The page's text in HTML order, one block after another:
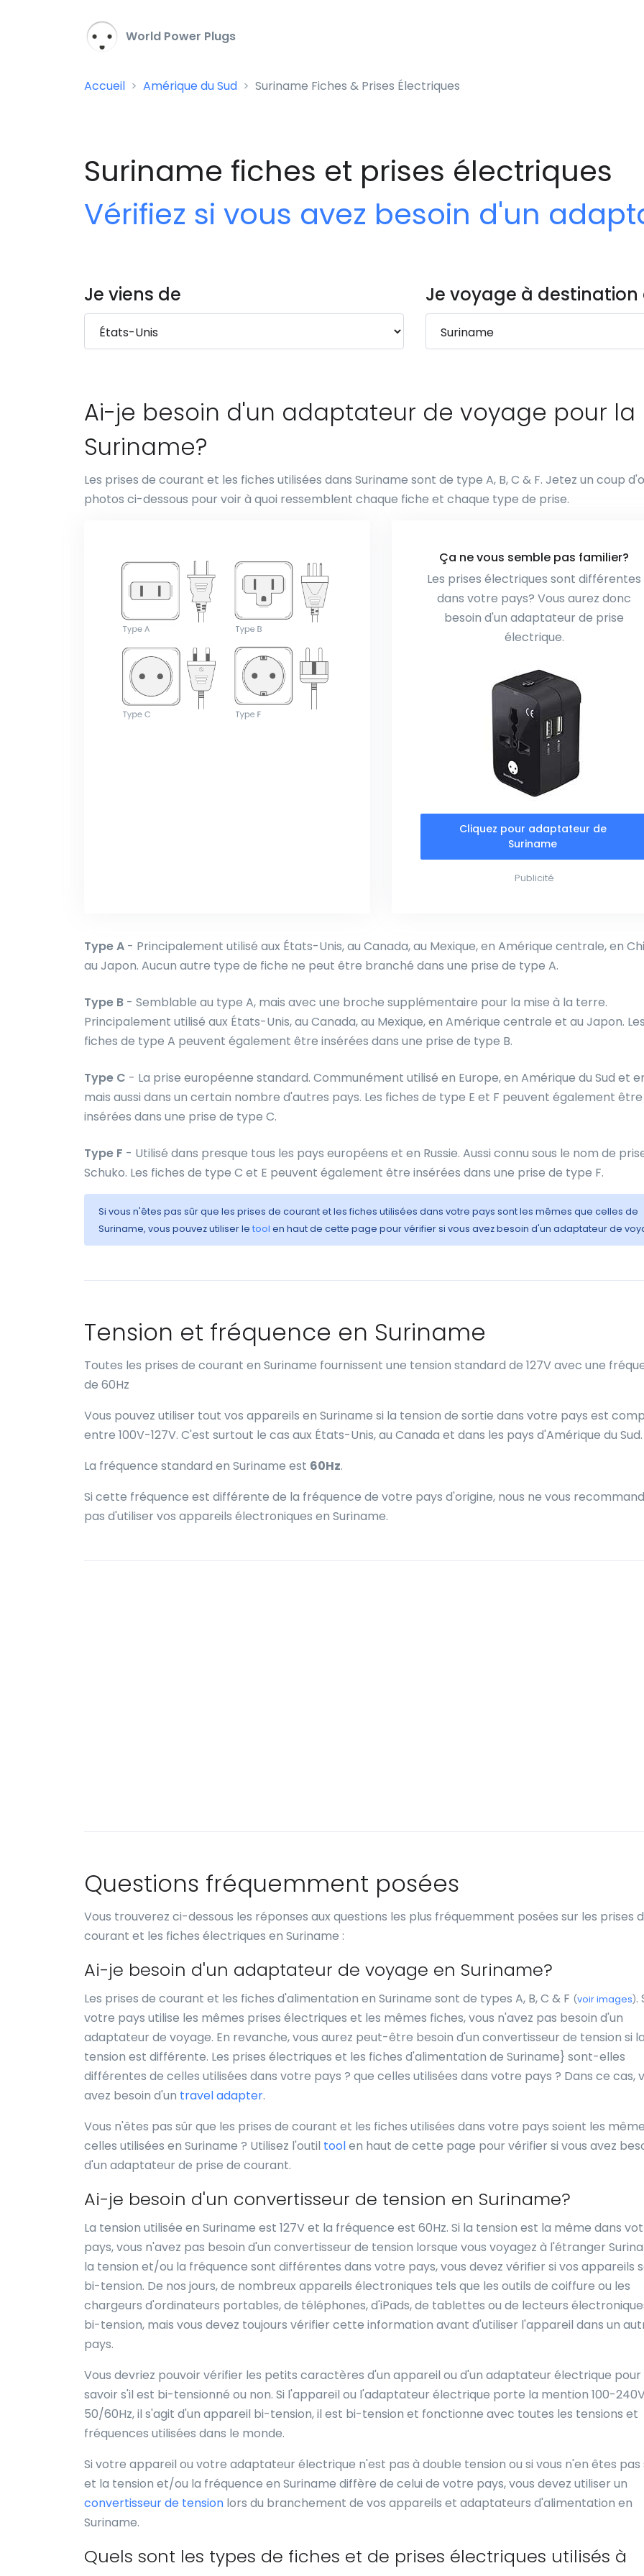
World Power Plugs
Accueil Amérique du Sud Suriname Fiches & Prises Électriques
Suriname fiches et prises électriques
Vérifiez si vous avez besoin d'un
Je viens de Je voyage à destination
Ai-je besoin d'un adaptateur de voyage pour la
Suriname?
Les prises de courant et les fiches utilisées dans Suriname sont de type A, B, C & F. Jetez un coup
photos ci-dessous pour voir à quoi ressemblent chaque fiche et chaque type de prise.
Ça ne vous semble pas familier?
Les prises électriques sont différentes
dans votre pays? Vous aurez donc
besoin d'un adaptateur de prise
électrique.
Cliquez pour adaptateur de
Suriname
Publicité
Type A - Principalement utilisé aux États-Unis, au Canada, au Mexique, en Amérique centrale, en
au Japon. Aucun autre type de fiche ne peut être branché dans une prise de type A.
Type B - Semblable au type A, mais avec une broche supplémentaire pour la mise à la terre.
Principalement utilisé aux États-Unis, au Canada, au Mexique, en Amérique centrale et au Japon. Les
fiches de type A peuvent également être insérées dans une prise de type B.
Type C - La prise européenne standard. Communément utilisé en Europe, en Amérique du Sud et
mais aussi dans un certain nombre d'autres pays. Les fiches de type E et F peuvent également être
insérées dans une prise de type C.
Type F - Utilisé dans presque tous les pays européens et en Russie. Aussi connu sous le nom de
Schuko. Les fiches de type C et E peuvent également être insérées dans une prise de type F.
Si vous n'êtes pas sûr que les prises de courant et les fiches utilisées dans votre pays sont les mêmes que celles de
Suriname, vous pouvez utiliser le tool en haut de cette page pour vérifier si vous avez besoin d'un adaptateur de
Tension et fréquence en Suriname
Toutes les prises de courant en Suriname fournissent une tension standard de 127V avec une
de 60Hz
Vous pouvez utiliser tout vos appareils en Suriname si la tension de sortie dans votre pays est
entre 100V-127V. C'est surtout le cas aux États-Unis, au Canada et dans les pays d'Amérique du Sud.
La fréquence standard en Suriname est 60Hz.
Si cette fréquence est différente de la fréquence de votre pays d'origine, nous ne vous
pas d'utiliser vos appareils électroniques en Suriname.
Questions fréquemment posées
Vous trouverez ci-dessous les réponses aux questions les plus fréquemment posées sur les prises
courant et les fiches électriques en Suriname :
Ai-je besoin d'un adaptateur de voyage en Suriname?
Les prises de courant et les fiches d'alimentation en Suriname sont de types A, B, C & F (voir images).
votre pays utilise les mêmes prises électriques et les mêmes fiches, vous n'avez pas besoin d'un
adaptateur de voyage. En revanche, vous aurez peut-être besoin d'un convertisseur de tension si la
tension est différente. Les prises électriques et les fiches d'alimentation de Suriname} sont-elles
différentes de celles utilisées dans votre pays ? que celles utilisées dans votre pays ? Dans ce cas,
avez besoin d'un travel adapter.
Vous n'êtes pas sûr que les prises de courant et les fiches utilisées dans votre pays soient les
celles utilisées en Suriname ? Utilisez l'outil toolen haut de cette page pour vérifier si vous avez
d'un adaptateur de prise de courant.
Ai-je besoin d'un convertisseur de tension en Suriname?
La tension utilisée en Suriname est 127V et la fréquence est 60Hz. Si la tension est la même dans
pays, vous n'avez pas besoin d'un convertisseur de tension lorsque vous voyagez à l'étranger
la tension et/ou la fréquence sont différentes dans votre pays, vous devez vérifier si vos appareils
bi-tension. De nos jours, de nombreux appareils électroniques tels que les outils de coiffure ou les
chargeurs d'ordinateurs portables, de téléphones, d'iPads, de tablettes ou de lecteurs
bi-tension, mais vous devez toujours vérifier cette information avant d'utiliser l'appareil dans un
pays.
Vous devriez pouvoir vérifier les petits caractères d'un appareil ou d'un adaptateur électrique pour
savoir s'il est bi-tensionné ou non. Si l'appareil ou l'adaptateur électrique porte la mention 100-
50/60Hz, il s'agit d'un appareil bi-tension, il est bi-tension et fonctionne avec toutes les tensions et
fréquences utilisées dans le monde.
Si votre appareil ou votre adaptateur électrique n'est pas à double tension ou si vous n'en êtes pas
et la tension et/ou la fréquence en Suriname diffère de celui de votre pays, vous devez utiliser un
convertisseur de tension lors du branchement de vos appareils et adaptateurs d'alimentation en
Suriname.
Quels sont les types de fiches et de prises électriques utilisés à